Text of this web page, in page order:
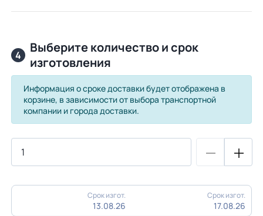
4
Выберите количество и срок
изготовления
Информация о сроке доставки будет отображена в
корзине, в зависимости от выбора транспортной
компании и города доставки.
Срок изгот.
13.08.26
Срок изгот.
17.08.26